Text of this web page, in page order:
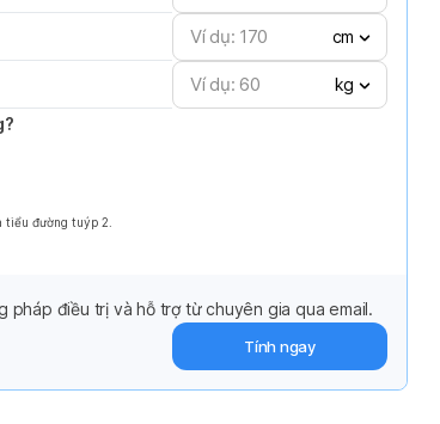
cm
kg
đường tuýp 2.
pháp điều trị và hỗ trợ từ chuyên gia qua email.
Tính ngay